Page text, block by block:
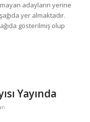
adayların yerine
yer almaktadır.
gösterilmiş olup
Yayında